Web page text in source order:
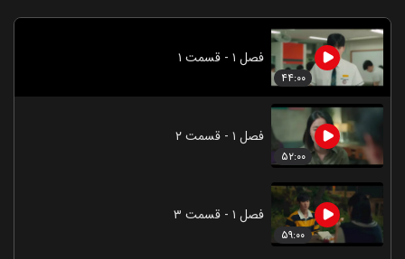
۴۴:۰۰
فصل ۱ - قسمت ۱
۵۲:۰۰
فصل ۱ - قسمت ۲
۵۹:۰۰
فصل ۱ - قسمت ۳